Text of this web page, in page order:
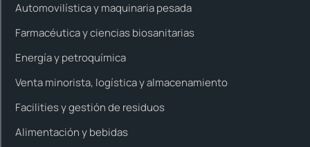
Automovilística y maquinaria pesada
Farmacéutica y ciencias biosanitarias
Energía y petroquímica
Venta minorista, logística y almacenamiento
Facilities y gestión de residuos
Alimentación y bebidas